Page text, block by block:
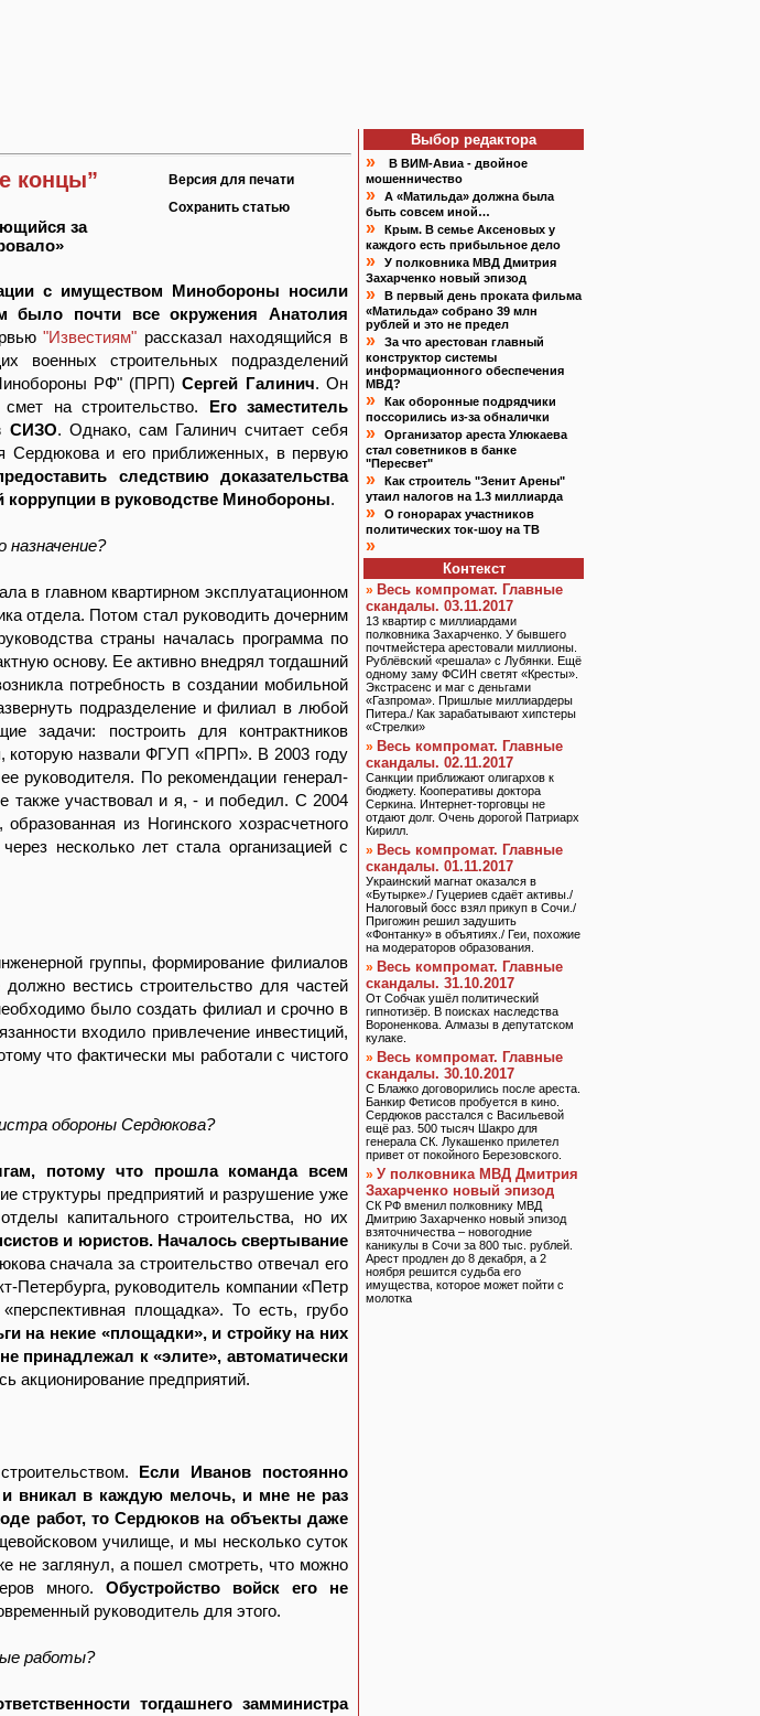
концы”
за
Версия для печати
Сохранить статью
с имуществом Минобороны носили
было почти все окружения Анатолия
"Известиям" рассказал находящийся в
военных строительных подразделений
Минобороны РФ" (ПРП)Сергей Галинич. Он
на строительство. Его заместитель
СИЗО. Однако, сам Галинич считает себя
Сердюкова и его приближенных, в первую
следствию доказательства
в руководстве Минобороны.
назначение?
в главном квартирном эксплуатационном
отдела. Потом стал руководить дочерним
страны началась программа по
основу. Ее активно внедрял тогдашний
потребность в создании мобильной
подразделение и филиал в любой
задачи: построить для контрактников
назвали ФГУП «ПРП». В 2003 году
руководителя. По рекомендации генерал-
также участвовал и я, - и победил. С 2004
из Ногинского хозрасчетного
несколько лет стала организацией с
группы, формирование филиалов
вестись строительство для частей
было создать филиал и срочно в
входило привлечение инвестиций,
что фактически мы работали с чистого
обороны Сердюкова?
потому что прошла команда всем
структуры предприятий и разрушение уже
капитального строительства, но их
и юристов. Началось свертывание
сначала за строительство отвечал его
Петербурга, руководитель компании «Петр
площадка». То есть, грубо
на некие «площадки», и стройку на них
принадлежал к «элите», автоматически
акционирование предприятий.
Если Иванов постоянно
вникал в каждую мелочь, и мне не раз
работ, то Сердюков на объекты даже
училище, и мы несколько суток
не заглянул, а пошел смотреть, что можно
много. Обустройство войск его не
руководитель для этого.
работы?
тогдашнего замминистра
Выбор редактора
»
В ВИМ-Авиа - двойное
мошенничество
»
А «Матильда» должна была
быть совсем иной…
»
Крым. В семье Аксеновых у
каждого есть прибыльное дело
»
У полковника МВД Дмитрия
Захарченко новый эпизод
»
В первый день проката фильма
«Матильда» собрано 39 млн
рублей и это не предел
»
За что арестован главный
конструктор системы
информационного обеспечения
МВД?
»
Как оборонные подрядчики
поссорились из-за обналички
»
Организатор ареста Улюкаева
стал советников в банке
"Пересвет"
»
Как строитель "Зенит Арены"
утаил налогов на 1.3 миллиарда
»
О гонорарах участников
политических ток-шоу на ТВ
»
Контекст
» Весь компромат. Главные
скандалы. 03.11.2017
13 квартир с миллиардами
полковника Захарченко. У бывшего
почтмейстера арестовали миллионы.
Рублёвский «решала» с Лубянки. Ещё
одному заму ФСИН светят «Кресты».
Экстрасенс и маг с деньгами
«Газпрома». Пришлые миллиардеры
Питера./ Как зарабатывают хипстеры
«Стрелки»
» Весь компромат. Главные
скандалы. 02.11.2017
Санкции приближают олигархов к
бюджету. Кооперативы доктора
Серкина. Интернет-торговцы не
отдают долг. Очень дорогой Патриарх
Кирилл.
» Весь компромат. Главные
скандалы. 01.11.2017
Украинский магнат оказался в
«Бутырке»./ Гуцериев сдаёт активы./
Налоговый босс взял прикуп в Сочи./
Пригожин решил задушить
«Фонтанку» в объятиях./ Геи, похожие
на модераторов образования.
» Весь компромат. Главные
скандалы. 31.10.2017
От Собчак ушёл политический
гипнотизёр. В поисках наследства
Вороненкова. Алмазы в депутатском
кулаке.
» Весь компромат. Главные
скандалы. 30.10.2017
С Блажко договорились после ареста.
Банкир Фетисов пробуется в кино.
Сердюков расстался с Васильевой
ещё раз. 500 тысяч Шакро для
генерала СК. Лукашенко прилетел
привет от покойного Березовского.
» У полковника МВД Дмитрия
Захарченко новый эпизод
СК РФ вменил полковнику МВД
Дмитрию Захарченко новый эпизод
взяточничества – новогодние
каникулы в Сочи за 800 тыс. рублей.
Арест продлен до 8 декабря, а 2
ноября решится судьба его
имущества, которое может пойти с
молотка